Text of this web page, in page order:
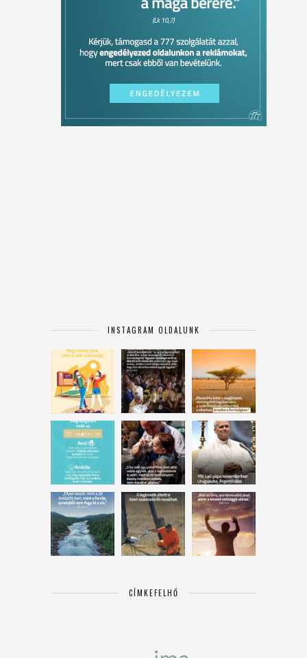
INSTAGRAM OLDALUNK
CÍMKEFELHŐ